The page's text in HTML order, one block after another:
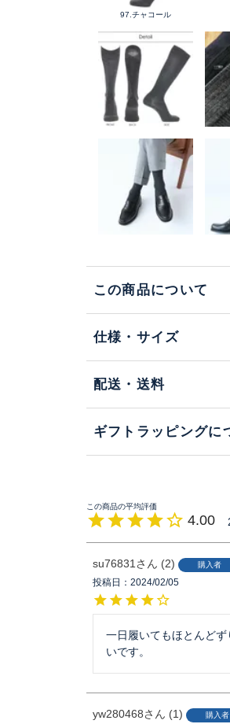
97.チャコール
この商品について
仕様・サイズ
配送・送料
ギフトラッピングに
4.00
su76831 2 購入者
投稿日
2024/02/05
一日履いてもほとんど
いです。
yw280468 1 購入者